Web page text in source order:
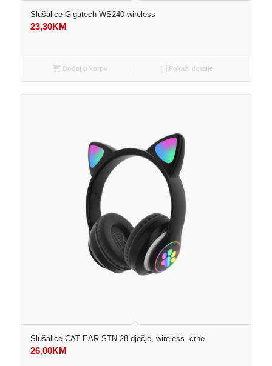
Slušalice Gigatech WS240 wireless
23,30KM
Dodaj u korpu Pokaži detalje
Slušalice CAT EAR STN-28 dječje, wireless, crne
26,00KM